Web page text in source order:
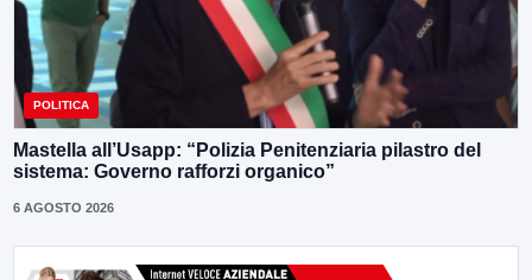
POLITICA
Mastella all’Usapp: “Polizia Penitenziaria pilastro del
sistema: Governo rafforzi organico”
6 AGOSTO 2026